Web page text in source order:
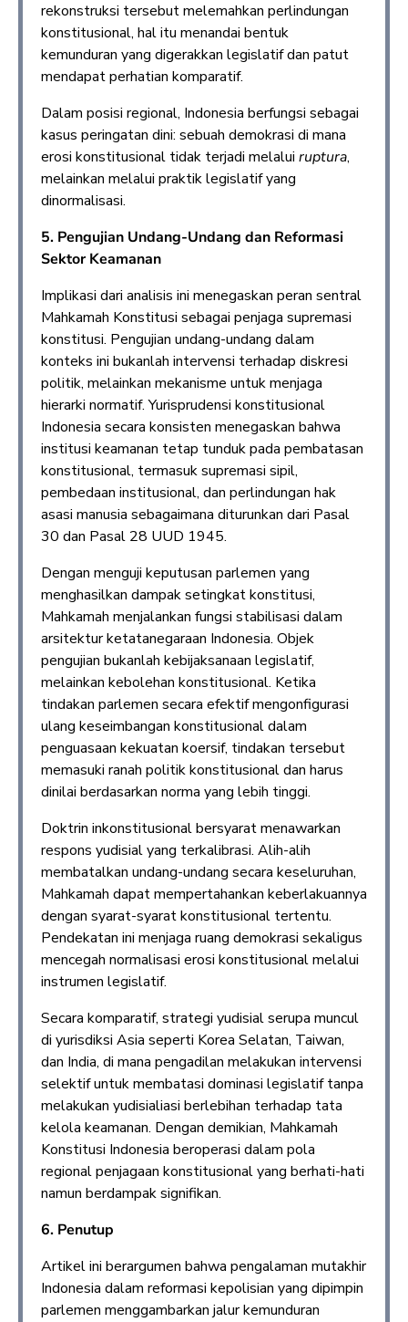
rekonstruksi tersebut melemahkan perlindungan
konstitusional, hal itu menandai bentuk
kemunduran yang digerakkan legislatif dan patut
mendapat perhatian komparatif.
Dalam posisi regional, Indonesia berfungsi sebagai
kasus peringatan dini: sebuah demokrasi di mana
erosi konstitusional tidak terjadi melalui ruptura,
melainkan melalui praktik legislatif yang
dinormalisasi.
5. Pengujian Undang-Undang dan Reformasi
Sektor Keamanan
Implikasi dari analisis ini menegaskan peran sentral
Mahkamah Konstitusi sebagai penjaga supremasi
konstitusi. Pengujian undang-undang dalam
konteks ini bukanlah intervensi terhadap diskresi
politik, melainkan mekanisme untuk menjaga
hierarki normatif. Yurisprudensi konstitusional
Indonesia secara konsisten menegaskan bahwa
institusi keamanan tetap tunduk pada pembatasan
konstitusional, termasuk supremasi sipil,
pembedaan institusional, dan perlindungan hak
asasi manusia sebagaimana diturunkan dari Pasal
30 dan Pasal 28 UUD 1945.
Dengan menguji keputusan parlemen yang
menghasilkan dampak setingkat konstitusi,
Mahkamah menjalankan fungsi stabilisasi dalam
arsitektur ketatanegaraan Indonesia. Objek
pengujian bukanlah kebijaksanaan legislatif,
melainkan kebolehan konstitusional. Ketika
tindakan parlemen secara efektif mengonfigurasi
ulang keseimbangan konstitusional dalam
penguasaan kekuatan koersif, tindakan tersebut
memasuki ranah politik konstitusional dan harus
dinilai berdasarkan norma yang lebih tinggi.
Doktrin inkonstitusional bersyarat menawarkan
respons yudisial yang terkalibrasi. Alih-alih
membatalkan undang-undang secara keseluruhan,
Mahkamah dapat mempertahankan keberlakuannya
dengan syarat-syarat konstitusional tertentu.
Pendekatan ini menjaga ruang demokrasi sekaligus
mencegah normalisasi erosi konstitusional melalui
instrumen legislatif.
Secara komparatif, strategi yudisial serupa muncul
di yurisdiksi Asia seperti Korea Selatan, Taiwan,
dan India, di mana pengadilan melakukan intervensi
selektif untuk membatasi dominasi legislatif tanpa
melakukan yudisialiasi berlebihan terhadap tata
kelola keamanan. Dengan demikian, Mahkamah
Konstitusi Indonesia beroperasi dalam pola
regional penjagaan konstitusional yang berhati-hati
namun berdampak signifikan.
6. Penutup
Artikel ini berargumen bahwa pengalaman mutakhir
Indonesia dalam reformasi kepolisian yang dipimpin
parlemen menggambarkan jalur kemunduran